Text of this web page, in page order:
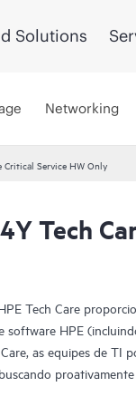
Solutions
Networking
Critical Service HW Only
Tech
Tech Care
software HPE
as equipes de TI